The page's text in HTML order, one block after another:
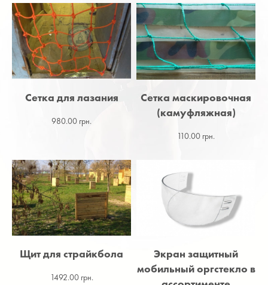
Сетка для лазания
980.00 грн.
Сетка маскировочная
(камуфляжная)
110.00 грн.
Щит для страйкбола
1492.00 грн.
Экран защитный
мобильный оргстекло в